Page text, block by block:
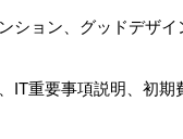
ション、グッドデザ
IT重要事項説明、初期